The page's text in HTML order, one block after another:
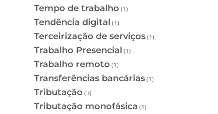
Tempo de trabalho (1)
Tendência digital (1)
Terceirização de serviços(1)
Trabalho Presencial (1)
Trabalho remoto (1)
Transferências bancárias(1)
Tributação (3)
Tributação monofásica (1)